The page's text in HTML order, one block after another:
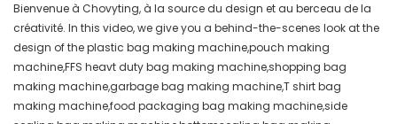
Bienvenue à Chovyting, à la source du design et au berceau de la
créativité. In this video, we give you a behind-the-scenes look at the
design of the plastic bag making machine,pouch making
machine,FFS heavt duty bag making machine,shopping bag
making machine,garbage bag making machine,T shirt bag
making machine,food packaging bag making machine,side